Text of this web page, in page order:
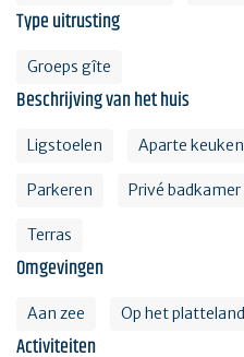
Type uitrusting
Groeps gîte
Beschrijving van het huis
Ligstoelen Aparte keuken
Parkeren Privé badkamer
Terras
Omgevingen
Aan zee Op het platteland
Activiteiten